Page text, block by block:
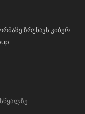
ზრუნავს კიბერ